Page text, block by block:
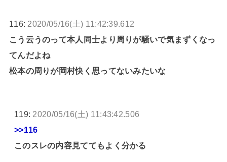
116: 2020/05/16(土) 11:42:39.612
こう云うのって本人同士より周りが騒いで気まずくなっ
てんだよね
松本の周りが岡村快く思ってないみたいな
119: 2020/05/16(土) 11:43:42.506
>>116
このスレの内容見ててもよく分かる